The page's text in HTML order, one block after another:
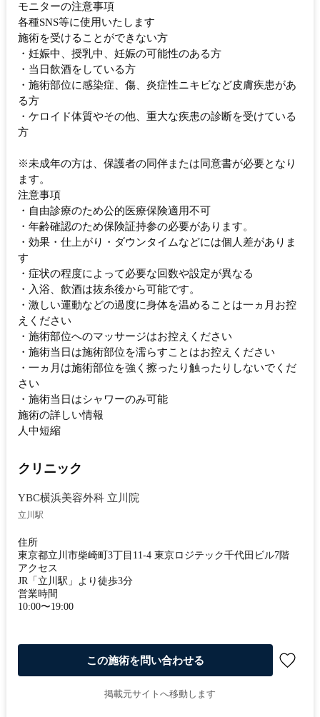
モニターの注意事項
各種SNS等に使用いたします
施術を受けることができない方
・妊娠中、授乳中、妊娠の可能性のある方
・当日飲酒をしている方
・施術部位に感染症、傷、炎症性ニキビなど皮膚疾患があ
る方
・ケロイド体質やその他、重大な疾患の診断を受けている
方
※未成年の方は、保護者の同伴または同意書が必要となり
ます。
注意事項
・自由診療のため公的医療保険適用不可
・年齢確認のため保険証持参の必要があります。
・効果・仕上がり・ダウンタイムなどには個人差がありま
す
・症状の程度によって必要な回数や設定が異なる
・入浴、飲酒は抜糸後から可能です。
・激しい運動などの過度に身体を温めることは一ヵ月お控
えください
・施術部位へのマッサージはお控えください
・施術当日は施術部位を濡らすことはお控えください
・一ヵ月は施術部位を強く擦ったり触ったりしないでくだ
さい
・施術当日はシャワーのみ可能
施術の詳しい情報
人中短縮
クリニック
YBC横浜美容外科 立川院
立川駅
住所
東京都立川市柴崎町3丁目11-4 東京ロジテック千代田ビル7階
アクセス
JR「立川駅」より徒歩3分
営業時間
10:00〜19:00
この施術を問い合わせる
掲載元サイトへ移動します